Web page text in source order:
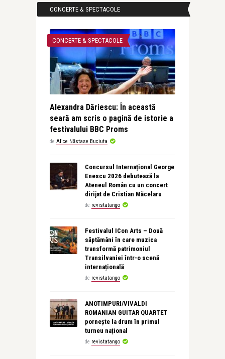
CONCERTE & SPECTACOLE
CONCERTE & SPECTACOLE
Alexandra Dăriescu: În această
seară am scris o pagină de istorie a
festivalului BBC Proms
de Alice Năstase Buciuta
Concursul Internațional George
Enescu 2026 debutează la
Ateneul Român cu un concert
dirijat de Cristian Măcelaru
de revistatango
Festivalul ICon Arts – Două
săptămâni în care muzica
transformă patrimoniul
Transilvaniei într-o scenă
internațională
de revistatango
ANOTIMPURI/VIVALDI
ROMANIAN GUITAR QUARTET
pornește la drum în primul
turneu național
de revistatango